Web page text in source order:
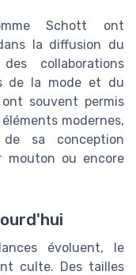
Schott ont
la diffusion du
collaborations
de la mode et du
souvent permis
modernes,
sa conception
mouton ou encore
évoluent, le
culte. Des tailles